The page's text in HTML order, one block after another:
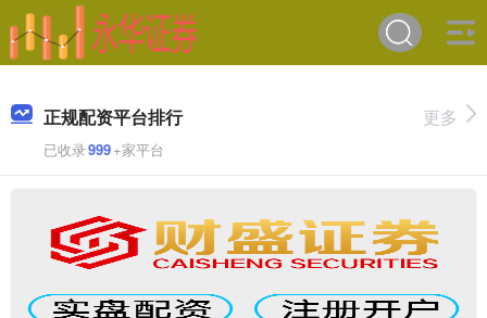
正规配资平台排行
已收录999+家平台
更多